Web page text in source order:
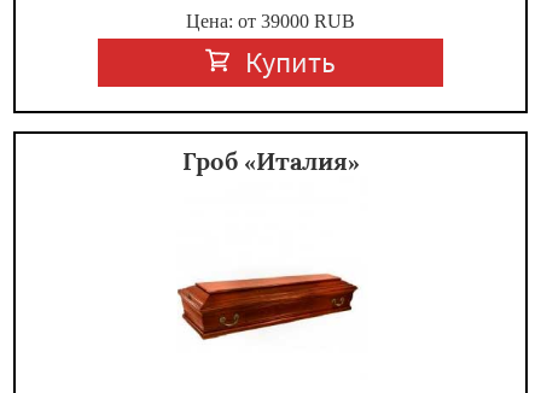
Цена: от 39000 RUB
Купить
Гроб «Италия»